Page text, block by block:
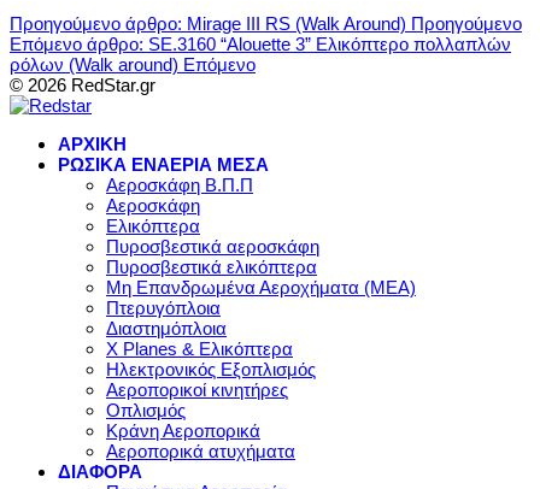
Προηγούμενο άρθρο: Mirage III RS (Walk Around) Προηγούμενο
Επόμενο άρθρο: SE.3160 “Alouette 3” Ελικόπτερο πολλαπλών
ρόλων (Walk around) Επόμενο
© 2026 RedStar.gr
ΑΡΧΙΚΗ
ΡΩΣΙΚΑ ΕΝΑΕΡΙΑ ΜΕΣΑ
Αεροσκάφη Β.Π.Π
Αεροσκάφη
Ελικόπτερα
Πυροσβεστικά αεροσκάφη
Πυροσβεστικά ελικόπτερα
Μη Επανδρωμένα Αεροχήματα (ΜΕΑ)
Πτερυγόπλοια
Διαστημόπλοια
X Planes & Ελικόπτερα
Ηλεκτρονικός Εξοπλισμός
Αεροπορικοί κινητήρες
Οπλισμός
Κράνη Αεροπορικά
Αεροπορικά ατυχήματα
ΔΙΑΦΟΡΑ